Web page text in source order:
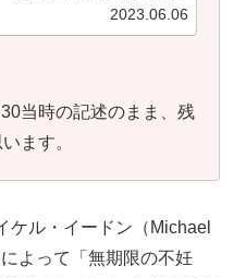
2023.06.06
当時の記述のまま、残
ます。
ケル・イードン（Michael
よって「無期限の不妊